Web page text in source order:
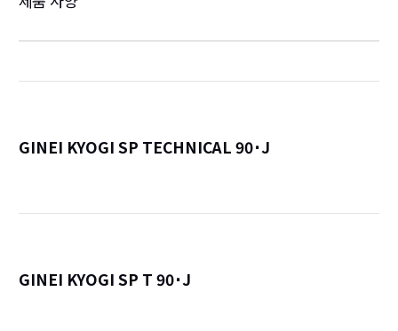
GINEI KYOGI SP TECHNICAL 90･J
GINEI KYOGI SP T 90･J